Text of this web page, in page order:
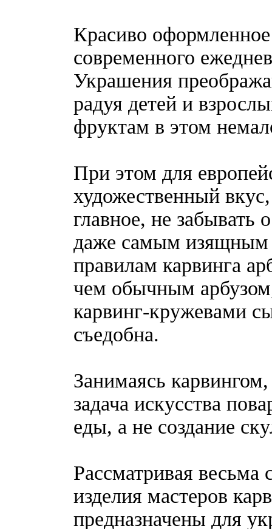
Красиво
современного
Украшения
радуя детей и
фруктам в этом
При этом для
художественный
главное, не
даже самым изящным
правилам карвинга
чем обычным
карвинг-кружевами
съедобна.
Занимаясь
задача искусства
еды, а не создание
Рассматривая
изделия мастеров
предназначены для